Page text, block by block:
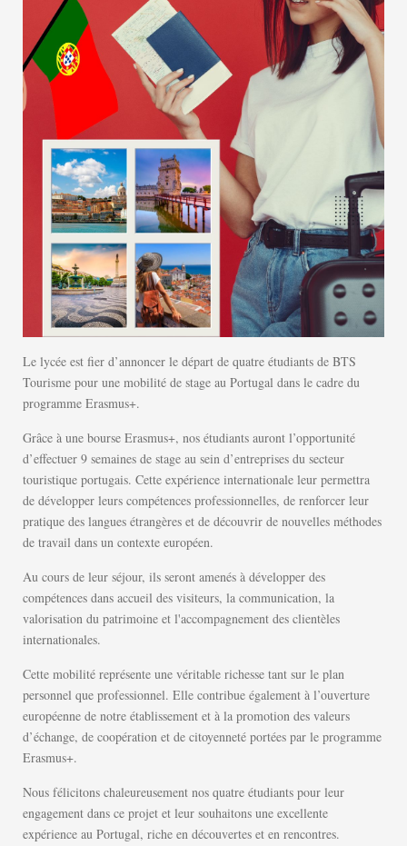
Le lycée est fier d’annoncer le départ de quatre étudiants de BTS
Tourisme pour une mobilité de stage au Portugal dans le cadre du
programme Erasmus+.
Grâce à une bourse Erasmus+, nos étudiants auront l’opportunité
d’effectuer 9 semaines de stage au sein d’entreprises du secteur
touristique portugais. Cette expérience internationale leur permettra
de développer leurs compétences professionnelles, de renforcer leur
pratique des langues étrangères et de découvrir de nouvelles méthodes
de travail dans un contexte européen.
Au cours de leur séjour, ils seront amenés à développer des
compétences dans accueil des visiteurs, la communication, la
valorisation du patrimoine et l'accompagnement des clientèles
internationales.
Cette mobilité représente une véritable richesse tant sur le plan
personnel que professionnel. Elle contribue également à l’ouverture
européenne de notre établissement et à la promotion des valeurs
d’échange, de coopération et de citoyenneté portées par le programme
Erasmus+.
Nous félicitons chaleureusement nos quatre étudiants pour leur
engagement dans ce projet et leur souhaitons une excellente
expérience au Portugal, riche en découvertes et en rencontres.